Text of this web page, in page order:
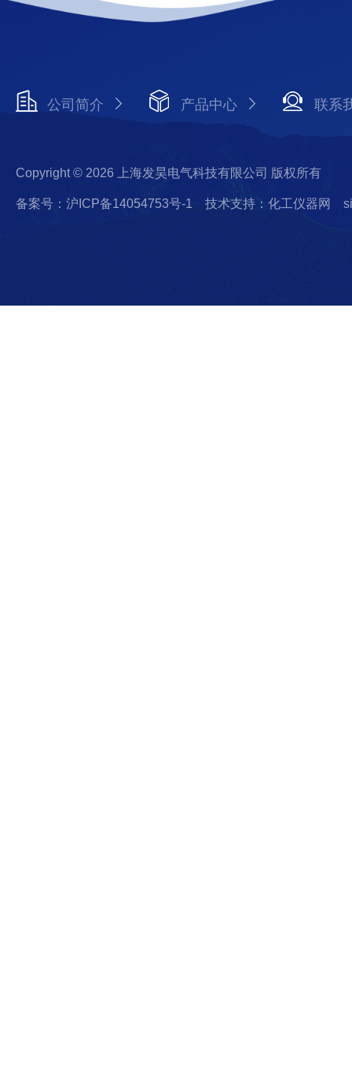
公司简介 产品中心 联系
Copyright © 2026 上海发昊电气科技有限公司 版权所有
备案号：沪ICP备14054753号-1 技术支持：化工仪器网